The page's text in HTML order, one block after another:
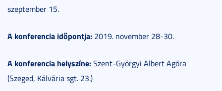
szeptember 15.
A konferencia időpontja: 2019. november 28-30.
A konferencia helyszíne:Szent-Györgyi Albert Agóra
(Szeged, Kálvária sgt. 23.)